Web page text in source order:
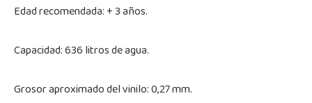
Edad recomendada: + 3 años.
Capacidad: 636 litros de agua.
Grosor aproximado del vinilo: 0,27 mm.